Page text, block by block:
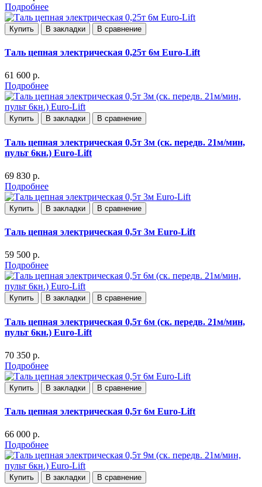
Подробнее
Купить В закладки В сравнение
Таль цепная электрическая 0,25т 6м Euro-Lift
61 600 р.
Подробнее
Купить В закладки В сравнение
Таль цепная электрическая 0,5т 3м (ск. передв. 21м/мин,
пульт 6кн.) Euro-Lift
69 830 р.
Подробнее
Купить В закладки В сравнение
Таль цепная электрическая 0,5т 3м Euro-Lift
59 500 р.
Подробнее
Купить В закладки В сравнение
Таль цепная электрическая 0,5т 6м (ск. передв. 21м/мин,
пульт 6кн.) Euro-Lift
70 350 р.
Подробнее
Купить В закладки В сравнение
Таль цепная электрическая 0,5т 6м Euro-Lift
66 000 р.
Подробнее
Купить В закладки В сравнение